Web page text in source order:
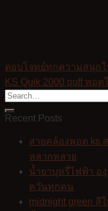
ตอบโจทย์ทุกความสนุกใ
KS Quik 2000 puff พอต
Recent Posts
สายคล้องพอต ks
หลากหลาย
น้ำยาบุหรี่ไฟฟ้า อ
ควันทุกคน
midnight green สี